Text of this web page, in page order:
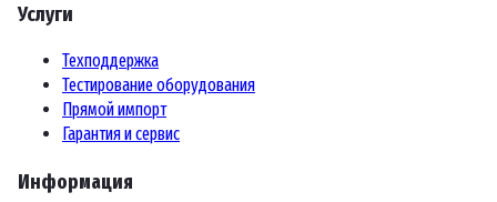
Услуги
Техподдержка
Тестирование оборудования
Прямой импорт
Гарантия и сервис
Информация